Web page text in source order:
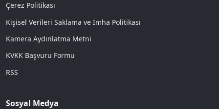
Çerez Politikası
Kişisel Verileri Saklama ve İmha Politikası
Kamera Aydınlatma Metni
KVKK Başvuru Formu
RSS
Sosyal Medya